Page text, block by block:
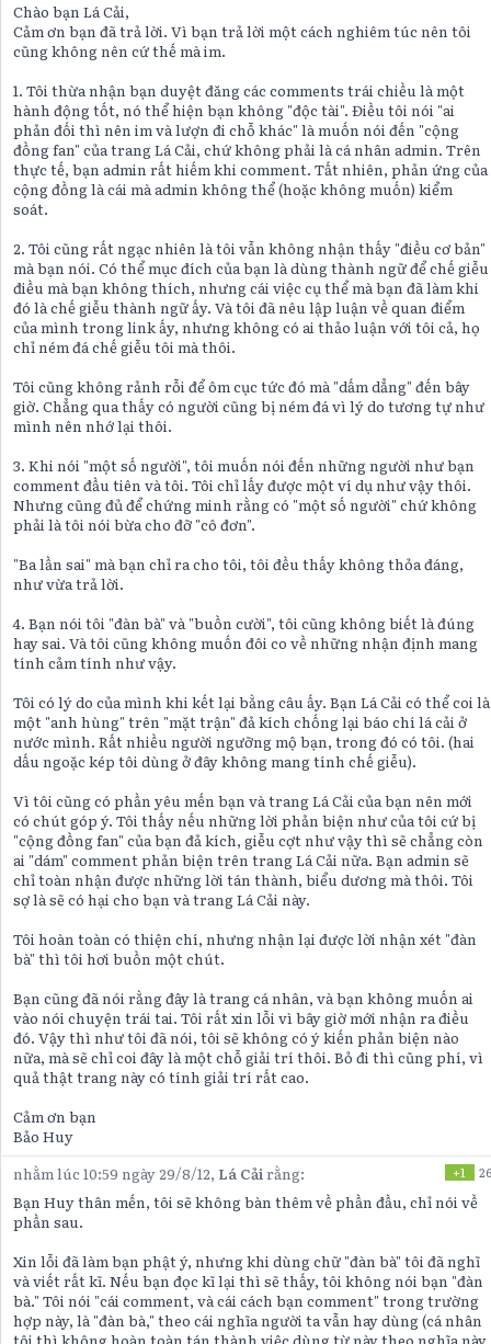
Chào bạn Lá Cải,
Cảm ơn bạn đã trả lời. Vì bạn trả lời một cách nghiêm túc nên tôi
cũng không nên cứ thế mà im.
1. Tôi thừa nhận bạn duyệt đăng các comments trái chiều là một
hành động tốt, nó thể hiện bạn không "độc tài". Điều tôi nói "ai
phản đối thì nên im và lượn đi chỗ khác" là muốn nói đến "cộng
đồng fan" của trang Lá Cải, chứ không phải là cá nhân admin. Trên
thực tế, bạn admin rất hiếm khi comment. Tất nhiên, phản ứng của
cộng đồng là cái mà admin không thể (hoặc không muốn) kiểm
soát.
2. Tôi cũng rất ngạc nhiên là tôi vẫn không nhận thấy "điều cơ bản"
mà bạn nói. Có thể mục đích của bạn là dùng thành ngữ để chế giễu
điều mà bạn không thích, nhưng cái việc cụ thể mà bạn đã làm khi
đó là chế giễu thành ngữ ấy. Và tôi đã nêu lập luận về quan điểm
của mình trong link ấy, nhưng không có ai thảo luận với tôi cả, họ
chỉ ném đá chế giễu tôi mà thôi.
Tôi cũng không rảnh rỗi để ôm cục tức đó mà "dấm dẳng" đến bây
giờ. Chẳng qua thấy có người cũng bị ném đá vì lý do tương tự như
mình nên nhớ lại thôi.
3. Khi nói "một số người", tôi muốn nói đến những người như bạn
comment đầu tiên và tôi. Tôi chỉ lấy được một ví dụ như vậy thôi.
Nhưng cũng đủ để chứng minh rằng có "một số người" chứ không
phải là tôi nói bừa cho đỡ "cô đơn".
"Ba lần sai" mà bạn chỉ ra cho tôi, tôi đều thấy không thỏa đáng,
như vừa trả lời.
4. Bạn nói tôi "đàn bà" và "buồn cười", tôi cũng không biết là đúng
hay sai. Và tôi cũng không muốn đôi co về những nhận định mang
tính cảm tính như vậy.
Tôi có lý do của mình khi kết lại bằng câu ấy. Bạn Lá Cải có thể coi là
một "anh hùng" trên "mặt trận" đả kích chống lại báo chí lá cải ở
nước mình. Rất nhiều người ngưỡng mộ bạn, trong đó có tôi. (hai
dấu ngoặc kép tôi dùng ở đây không mang tính chế giễu).
Vì tôi cũng có phần yêu mến bạn và trang Lá Cải của bạn nên mới
có chút góp ý. Tôi thấy nếu những lời phản biện như của tôi cứ bị
"cộng đồng fan" của bạn đả kích, giễu cợt như vậy thì sẽ chẳng còn
ai "dám" comment phản biện trên trang Lá Cải nữa. Bạn admin sẽ
chỉ toàn nhận được những lời tán thành, biểu dương mà thôi. Tôi
sợ là sẽ có hại cho bạn và trang Lá Cải này.
Tôi hoàn toàn có thiện chí, nhưng nhận lại được lời nhận xét "đàn
bà" thì tôi hơi buồn một chút.
Bạn cũng đã nói rằng đây là trang cá nhân, và bạn không muốn ai
vào nói chuyện trái tai. Tôi rất xin lỗi vì bây giờ mới nhận ra điều
đó. Vậy thì như tôi đã nói, tôi sẽ không có ý kiến phản biện nào
nữa, mà sẽ chỉ coi đây là một chỗ giải trí thôi. Bỏ đi thì cũng phí, vì
quả thật trang này có tính giải trí rất cao.
Cảm ơn bạn
Bảo Huy
nhằm lúc 10:59 ngày 29/8/12, Lá Cảirằng: +1 26
Bạn Huy thân mến, tôi sẽ không bàn thêm về phần đầu, chỉ nói về
phần sau.
Xin lỗi đã làm bạn phật ý, nhưng khi dùng chữ "đàn bà" tôi đã nghĩ
và viết rất kĩ. Nếu bạn đọc kĩ lại thì sẽ thấy, tôi không nói bạn "đàn
bà." Tôi nói "cái comment, và cái cách bạn comment" trong trường
hợp này, là "đàn bà," theo cái nghĩa người ta vẫn hay dùng (cá nhân